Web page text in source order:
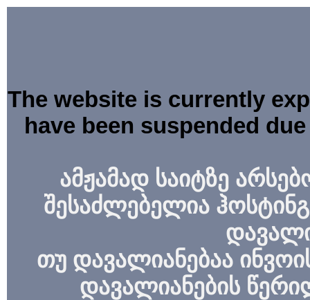
The website is currently
have been suspended
ამჟამად საიტზე
შესაძლებელია
თუ დავალიანებაა
დავალიანების